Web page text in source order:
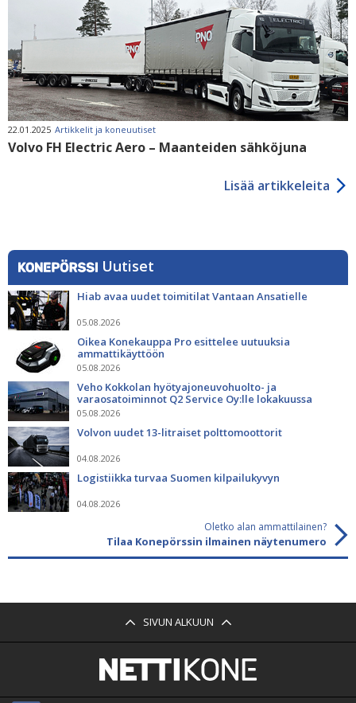
22.01.2025 Artikkelit ja koneuutiset
Volvo FH Electric Aero – Maanteiden sähköjuna
Lisää artikkeleita
Uutiset
Hiab avaa uudet toimitilat Vantaan Ansatielle
05.08.2026
Oikea Konekauppa Pro esittelee uutuuksia
ammattikäyttöön
05.08.2026
Veho Kokkolan hyötyajoneuvohuolto- ja
varaosatoiminnot Q2 Service Oy:lle lokakuussa
05.08.2026
Volvon uudet 13-litraiset polttomoottorit
04.08.2026
Logistiikka turvaa Suomen kilpailukyvyn
04.08.2026
Oletko alan ammattilainen?
Tilaa Konepörssin ilmainen näytenumero
SIVUN ALKUUN